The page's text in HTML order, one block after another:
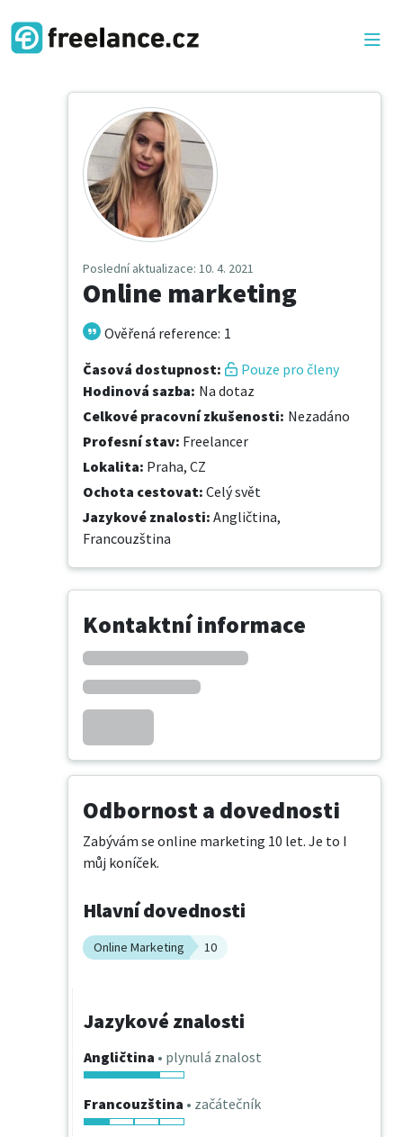
Poslední aktualizace: 10. 4. 2021
Online marketing
Ověřená reference: 1
Časová dostupnost:
Pouze pro členy
Hodinová sazba: Na dotaz
Celkové pracovní zkušenosti: Nezadáno
Profesní stav: Freelancer
Lokalita: Praha, CZ
Ochota cestovat: Celý svět
Jazykové znalosti: Angličtina,
Francouzština
Kontaktní informace
Odbornost a dovednosti
Zabývám se online marketing 10 let. Je to I
můj koníček.
Hlavní dovednosti
Online Marketing 10
Jazykové znalosti
Angličtina • plynulá znalost
Francouzština • začátečník